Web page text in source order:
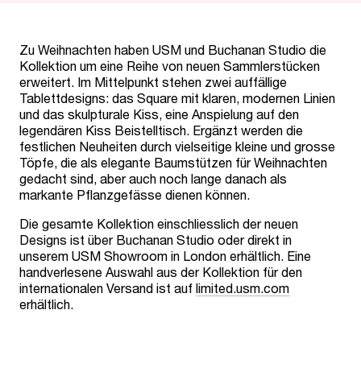
Zu Weihnachten haben USM und Buchanan Studio die
Kollektion um eine Reihe von neuen Sammlerstücken
erweitert. Im Mittelpunkt stehen zwei auffällige
Tablettdesigns: das Square mit klaren, modernen Linien
und das skulpturale Kiss, eine Anspielung auf den
legendären Kiss Beistelltisch. Ergänzt werden die
festlichen Neuheiten durch vielseitige kleine und grosse
Töpfe, die als elegante Baumstützen für Weihnachten
gedacht sind, aber auch noch lange danach als
markante Pflanzgefässe dienen können.
Die gesamte Kollektion einschliesslich der neuen
Designs ist über Buchanan Studio oder direkt in
unserem USM Showroom in London erhältlich. Eine
handverlesene Auswahl aus der Kollektion für den
internationalen Versand ist auf limited.usm.com
erhältlich.